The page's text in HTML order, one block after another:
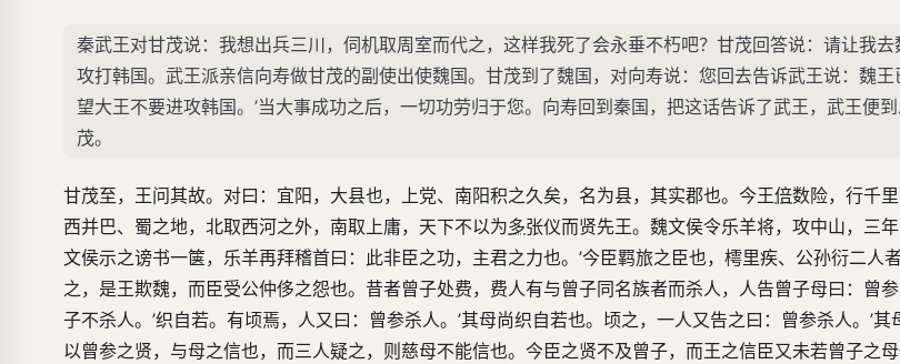
秦武王对甘茂说：我想出兵三川，伺机取周室而代之，这样我死了会永垂不朽吧？甘茂回答说：请让我
攻打韩国。武王派亲信向寿做甘茂的副使出使魏国。甘茂到了魏国，对向寿说：您回去告诉武王说：魏
望大王不要进攻韩国。’当大事成功之后，一切功劳归于您。向寿回到秦国，把这话告诉了武王，武王便
茂。
甘茂至，王问其故。对曰：宜阳，大县也，上党、南阳积之久矣，名为县，其实郡也。今王倍数险，行千
西并巴、蜀之地，北取西河之外，南取上庸，天下不以为多张仪而贤先王。魏文侯令乐羊将，攻中山，三
文侯示之谤书一箧，乐羊再拜稽首曰：此非臣之功，主君之力也。’今臣羁旅之臣也，樗里疾、公孙衍二人
之，是王欺魏，而臣受公仲侈之怨也。昔者曾子处费，费人有与曾子同名族者而杀人，人告曾子母曰：曾
子不杀人。’织自若。有顷焉，人又曰：曾参杀人。’其母尚织自若也。顷之，一人又告之曰：曾参杀人。’
以曾参之贤，与母之信也，而三人疑之，则慈母不能信也。今臣之贤不及曾子，而王之信臣又未若曾子之